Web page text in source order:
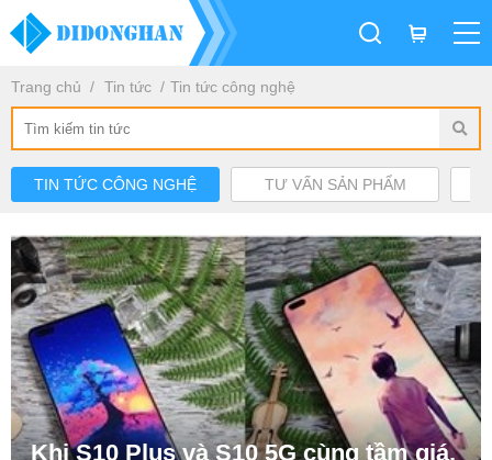
Trang chủ Tin tức Tin tức công nghệ
TIN TỨC CÔNG NGHỆ TƯ VẤN SẢN PHẨM
Khi S10 Plus và S10 5G cùng tầm giá,